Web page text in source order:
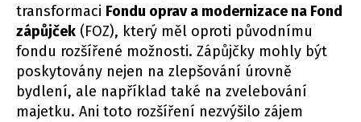
transformaci Fondu oprav a modernizace na Fond
zápůjček (FOZ), který měl oproti původnímu
fondu rozšířené možnosti. Zápůjčky mohly být
poskytovány nejen na zlepšování úrovně
bydlení, ale například také na zvelebování
majetku. Ani toto rozšíření nezvýšilo zájem